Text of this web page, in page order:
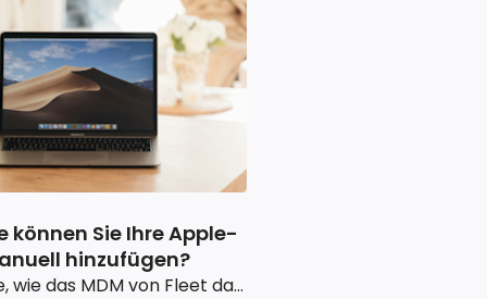
können Sie Ihre Apple-
hinzufügen?
Erfahren Sie, wie das MDM von Fleet das Hinzufügen und Verwalten von Apple-Geräten vereinfacht. Mit einer bequemen manuellen Registrierung sorgt Fleet für Sicherheit und leichte Kontrolle Ihrer Unternehmensgeräte.